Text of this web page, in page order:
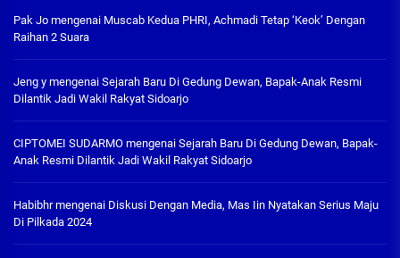
Pak Jo mengenai Muscab Kedua PHRI, Achmadi Tetap ‘Keok’ Dengan
Raihan 2 Suara
Jeng y mengenai Sejarah Baru Di Gedung Dewan, Bapak-Anak Resmi
Dilantik Jadi Wakil Rakyat Sidoarjo
CIPTOMEI SUDARMO mengenai Sejarah Baru Di Gedung Dewan, Bapak-
Anak Resmi Dilantik Jadi Wakil Rakyat Sidoarjo
Habibhrmengenai Diskusi Dengan Media, Mas Iin Nyatakan Serius Maju
Di Pilkada 2024